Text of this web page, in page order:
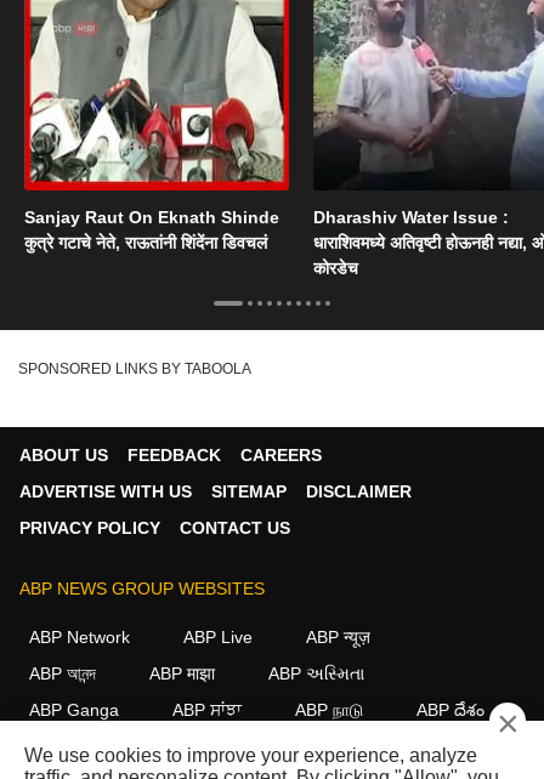
Sanjay Raut On Eknath Shinde
कुत्रे गटाचे नेते, राऊतांनी शिंदेंना डिवचलं
Dharashiv Water Issue :
धाराशिवमध्ये अतिवृष्टी होऊनही नद्या,
कोरडेच
SPONSORED LINKS BY TABOOLA
ABOUT US FEEDBACK
CAREERS
ADVERTISE WITH US
SITEMAP
DISCLAIMER
PRIVACY POLICY
CONTACT US
ABP NEWS GROUP WEBSITES
ABP Network ABP Live
ABP न्यूज़
ABP আনন্দ
ABP माझा
ABP અસ્મિતા
ABP Ganga
ABP ਸਾਂਝਾ ABP நாடு ABP దేశం
FOLLOW US
×
We use cookies to improve your experience, analyze